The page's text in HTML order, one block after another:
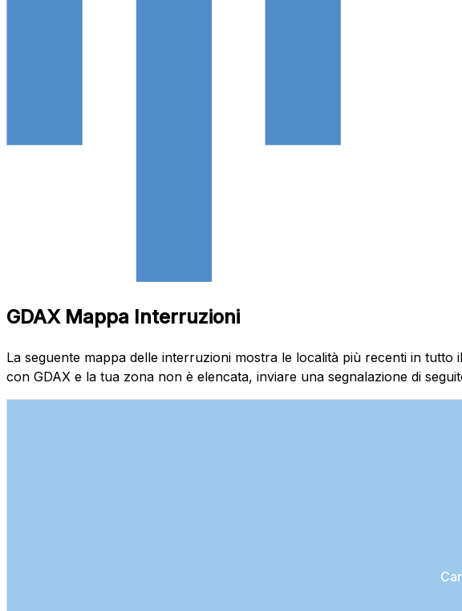
GDAX Mappa Interruzioni
La seguente mappa delle interruzioni mostra le località più recenti in
con GDAX e la tua zona non è elencata, inviare una segnalazione di